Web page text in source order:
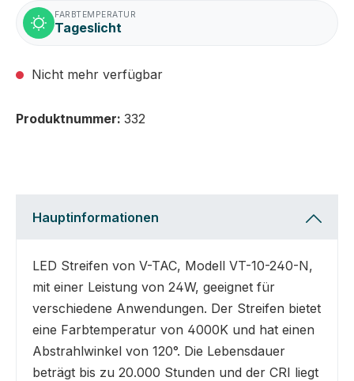
FARBTEMPERATUR
Tageslicht
Nicht mehr verfügbar
Produktnummer: 332
Hauptinformationen
LED Streifen von V-TAC, Modell VT-10-240-N,
mit einer Leistung von 24W, geeignet für
verschiedene Anwendungen. Der Streifen bietet
eine Farbtemperatur von 4000K und hat einen
Abstrahlwinkel von 120°. Die Lebensdauer
beträgt bis zu 20.000 Stunden und der CRI liegt